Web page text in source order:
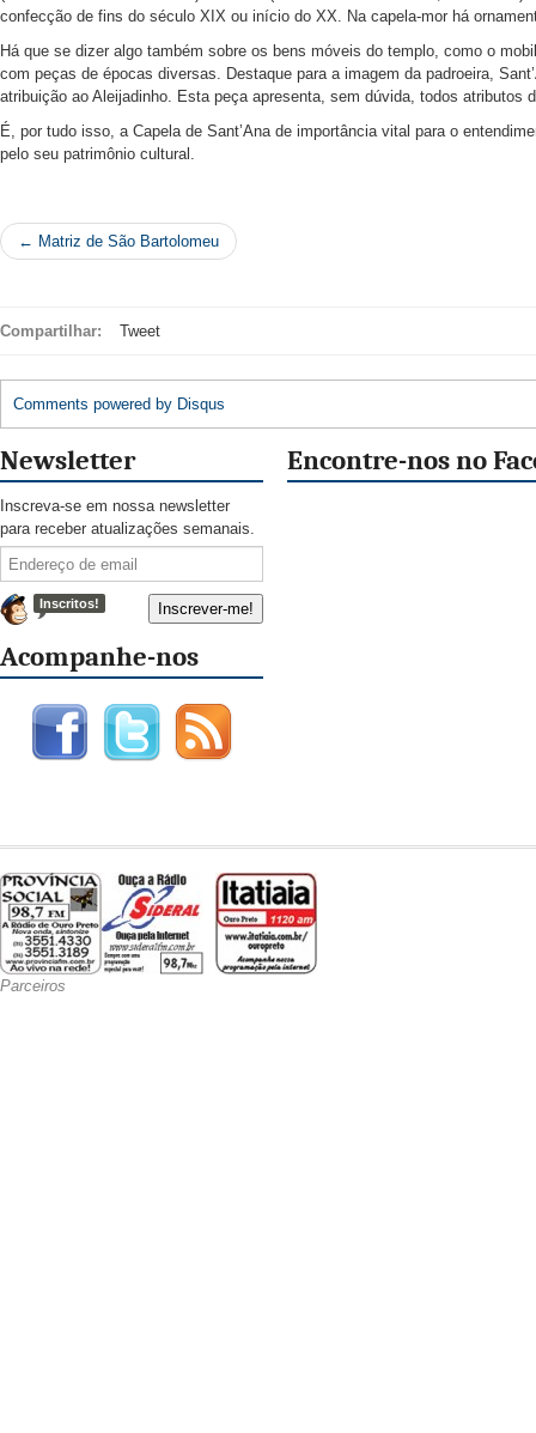
confecção de fins do século XIX ou início do XX. Na capela-mor há
Há que se dizer algo também sobre os bens móveis do templo, como o
com peças de épocas diversas. Destaque para a imagem da padroeira,
atribuição ao Aleijadinho. Esta peça apresenta, sem dúvida, todos atributos
É, por tudo isso, a Capela de Sant’Ana de importância vital para o
pelo seu patrimônio cultural.
← Matriz de São Bartolomeu
Compartilhar: Tweet
Comments powered by Disqus
Newsletter
Inscreva-se em nossa newsletter
para receber atualizações semanais.
Inscritos!
Acompanhe-nos
Encontre-nos no
Parceiros